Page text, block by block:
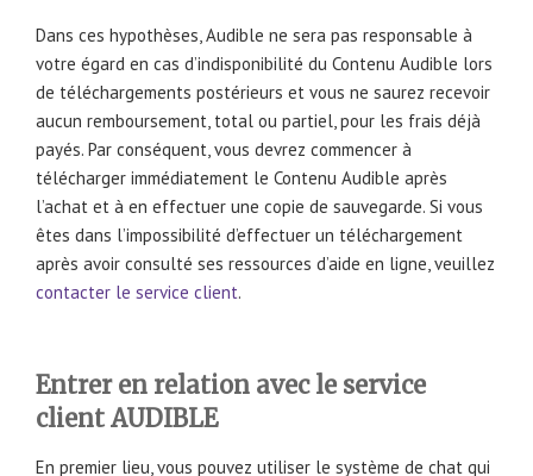
Dans ces hypothèses, Audible ne sera pas responsable à
votre égard en cas d’indisponibilité du Contenu Audible lors
de téléchargements postérieurs et vous ne saurez recevoir
aucun remboursement, total ou partiel, pour les frais déjà
payés. Par conséquent, vous devrez commencer à
télécharger immédiatement le Contenu Audible après
l’achat et à en effectuer une copie de sauvegarde. Si vous
êtes dans l’impossibilité d’effectuer un téléchargement
après avoir consulté ses ressources d’aide en ligne, veuillez
contacter le service client.
Entrer en relation avec le service
client AUDIBLE
En premier lieu, vous pouvez utiliser le système de chat qui